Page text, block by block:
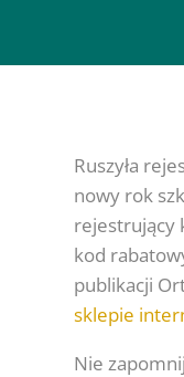
Ruszyła
nowy rok
rejestrujący
kod
publikacji
sklepie
Nie